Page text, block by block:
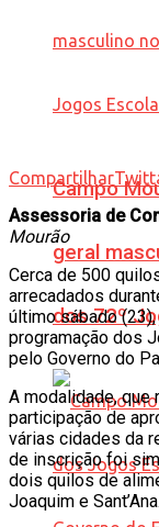
Campo
geral
dos 72º
Compartilhar
Assessoria de
Mourão
Cerca de 500
arrecadados
último sábado
programação dos
pelo Governo do
A modalidade, que
participação de
várias cidades da
de inscrição foi
dois quilos de
Joaquim e Sant’Ana.